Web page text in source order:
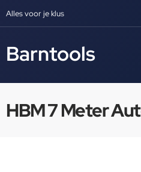
Alles voor je klus
Barntools
HBM 7 Meter